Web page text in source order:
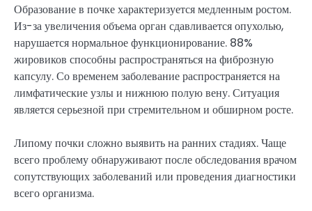
Образование в почке характеризуется медленным ростом.
Из-за увеличения объема орган сдавливается опухолью,
нарушается нормальное функционирование. 88%
жировиков способны распространяться на фиброзную
капсулу. Со временем заболевание распространяется на
лимфатические узлы и нижнюю полую вену. Ситуация
является серьезной при стремительном и обширном росте.
Липому почки сложно выявить на ранних стадиях. Чаще
всего проблему обнаруживают после обследования врачом
сопутствующих заболеваний или проведения диагностики
всего организма.